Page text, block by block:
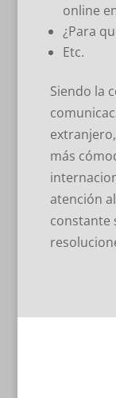
online
¿Para
Etc.
Siendo la
más
atención
constante